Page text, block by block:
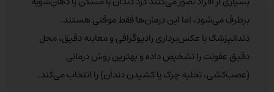
برطرف می‌شود، اما این درمان‌ها فقط موقتی هستند.
دندانپزشک با عکس‌برداری رادیوگرافی و معاینه دقیق، محل
دقیق عفونت را تشخیص داده و بهترین روش درمانی
(عصب‌کشی، تخلیه چرک یا کشیدن دندان) را انتخاب می‌کند.